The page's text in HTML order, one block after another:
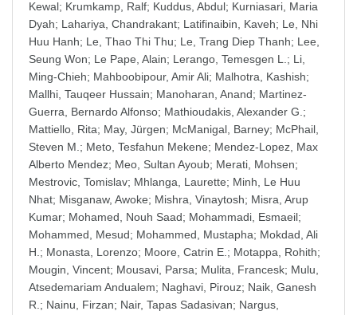
Kewal; Krumkamp, Ralf; Kuddus, Abdul; Kurniasari, Maria
Dyah; Lahariya, Chandrakant; Latifinaibin, Kaveh; Le, Nhi
Huu Hanh; Le, Thao Thi Thu; Le, Trang Diep Thanh; Lee,
Seung Won; Le Pape, Alain; Lerango, Temesgen L. ; Li,
Ming-Chieh; Mahboobipour, Amir Ali; Malhotra, Kashish;
Mallhi, Tauqeer Hussain; Manoharan, Anand; Martinez-
Guerra, Bernardo Alfonso; Mathioudakis, Alexander G. ;
Mattiello, Rita; May, Jürgen; McManigal, Barney; McPhail,
Steven M. ; Meto, Tesfahun Mekene; Mendez-Lopez, Max
Alberto Mendez; Meo, Sultan Ayoub; Merati, Mohsen;
Mestrovic, Tomislav; Mhlanga, Laurette; Minh, Le Huu
Nhat; Misganaw, Awoke; Mishra, Vinaytosh; Misra, Arup
Kumar; Mohamed, Nouh Saad; Mohammadi, Esmaeil;
Mohammed, Mesud; Mohammed, Mustapha; Mokdad, Ali
H. ; Monasta, Lorenzo; Moore, Catrin E. ; Motappa, Rohith;
Mougin, Vincent; Mousavi, Parsa; Mulita, Francesk; Mulu,
Atsedemariam Andualem; Naghavi, Pirouz; Naik, Ganesh
R. ; Nainu, Firzan; Nair, Tapas Sadasivan; Nargus,